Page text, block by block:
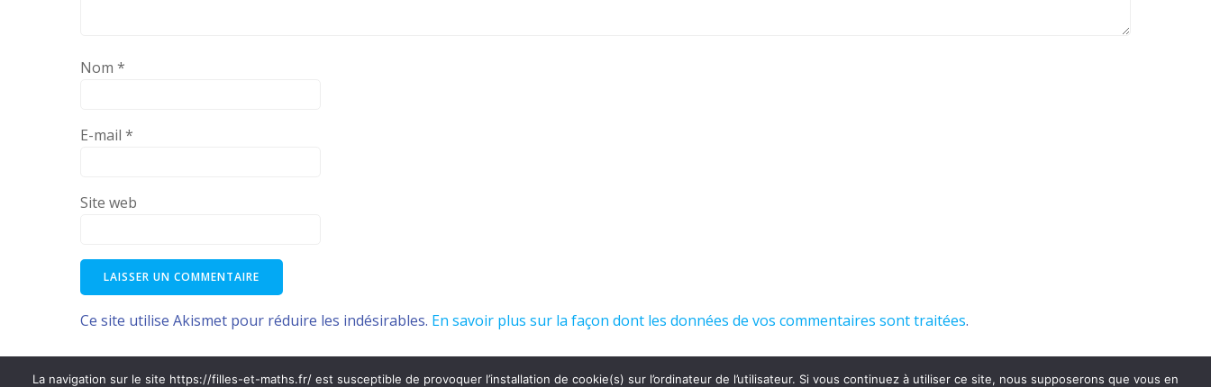
Nom *
E-mail *
Site web
Ce site utilise Akismet pour réduire les indésirables. En savoir plus sur la façon dont les données de vos commentaires sont traitées.
La navigation sur le site https://filles-et-maths.fr/ est susceptible de provoquer l’installation de cookie(s) sur l’ordinateur de l’utilisateur. Si vous continuez à utiliser ce site, nous supposerons que vous en